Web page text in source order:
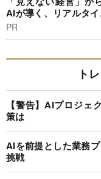
AIが導く、リアルタ
PR
ト
【警告】AIプロジェ
策は
AIを前提とした業務
挑戦